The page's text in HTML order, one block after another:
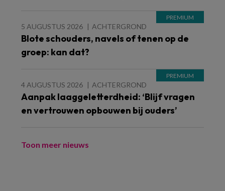
5 AUGUSTUS 2026 ACHTERGROND
Blote schouders, navels of tenen op de
groep: kan dat?
4 AUGUSTUS 2026 ACHTERGROND
Aanpak laaggeletterdheid: ‘Blijf vragen
en vertrouwen opbouwen bij ouders’
Toon meer nieuws